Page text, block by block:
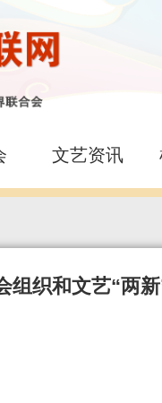
文艺资讯
组织和文艺“两